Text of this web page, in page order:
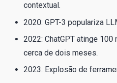
contextual.
2020: GPT-3 populariza
2022: ChatGPT atinge
cerca de dois meses.
2023: Explosão de